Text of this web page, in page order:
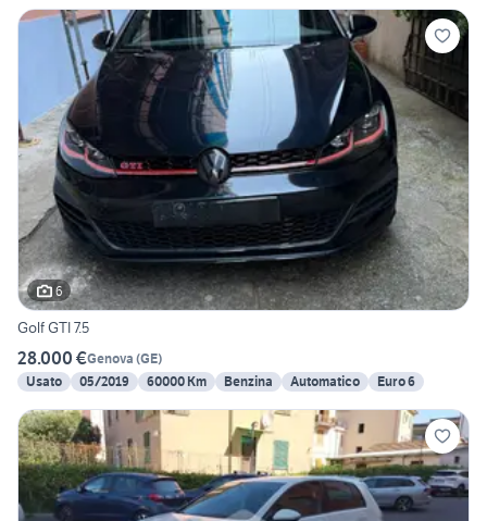
6
Golf GTI 7.5
28.000 €Genova (GE)
Usato
05/2019 60000 Km Benzina Automatico Euro 6